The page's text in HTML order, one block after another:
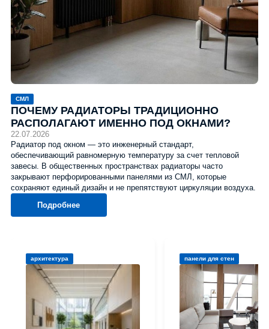
СМЛ
ПОЧЕМУ РАДИАТОРЫ ТРАДИЦИОННО
РАСПОЛАГАЮТ ИМЕННО ПОД ОКНАМИ?
22.07.2026
Радиатор под окном — это инженерный стандарт,
обеспечивающий равномерную температуру за счет тепловой
завесы. В общественных пространствах радиаторы часто
закрывают перфорированными панелями из СМЛ, которые
сохраняют единый дизайн и не препятствуют циркуляции воздуха.
Подробнее
архитектура панели для стен